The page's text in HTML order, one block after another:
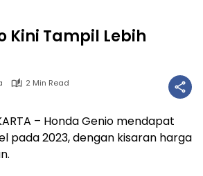
Kini Tampil Lebih
2 Min Read
– Honda Genio mendapat
pada 2023, dengan kisaran harga